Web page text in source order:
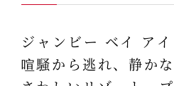
ジャンビー ベイ ア
喧騒から逃れ、静か